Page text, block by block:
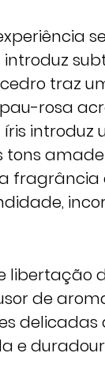
introduz
traz
rosa
fragrância
libertação
de
e